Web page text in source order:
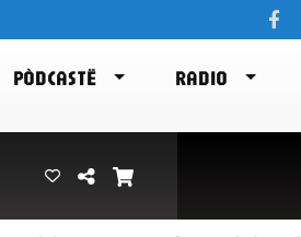
PÒDCASTË RADIO